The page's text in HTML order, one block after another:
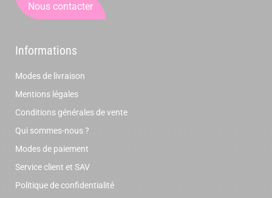
Nous contacter
Informations
Modes de livraison
Mentions légales
Conditions générales de vente
Qui sommes-nous ?
Modes de paiement
Service client et SAV
Politique de confidentialité